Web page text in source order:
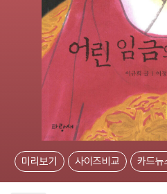
미리보기 사이즈비교 카드뉴